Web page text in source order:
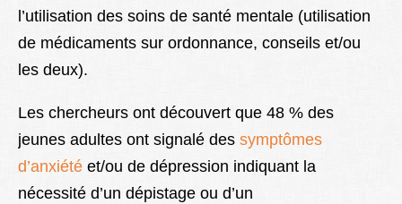
l’utilisation des soins de santé mentale (utilisation
de médicaments sur ordonnance, conseils et/ou
les deux).
Les chercheurs ont découvert que 48 % des
jeunes adultes ont signalé des symptômes
d’anxiété et/ou de dépression indiquant la
nécessité d’un dépistage ou d’un